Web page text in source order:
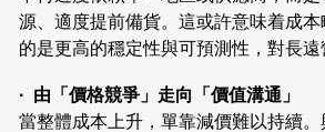
源、適度提前備貨。這或許意味着成
的是更高的穩定性與可預測性，對長遠
· 由「價格競爭」走向「價值溝通」
當整體成本上升，單靠減價難以持續